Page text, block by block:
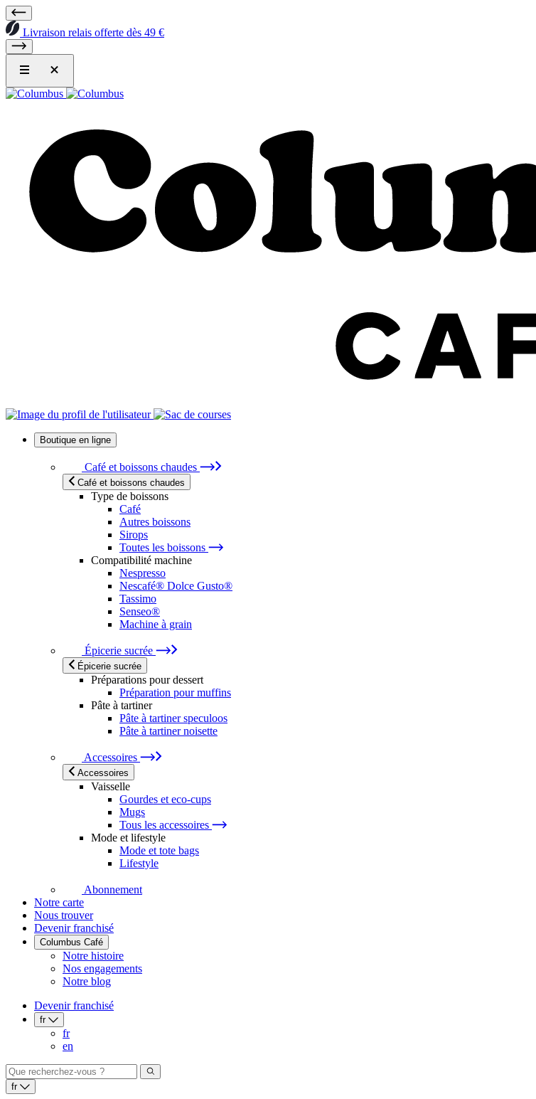
Livraison relais offerte dès 49 €
Boutique en ligne
Café et boissons chaudes
Café et boissons chaudes
Type de boissons
Café
Autres boissons
Sirops
Toutes les boissons
Compatibilité machine
Nespresso
Nescafé® Dolce Gusto®
Tassimo
Senseo®
Machine à grain
Épicerie sucrée
Épicerie sucrée
Préparations pour dessert
Préparation pour muffins
Pâte à tartiner
Pâte à tartiner speculoos
Pâte à tartiner noisette
Accessoires
Accessoires
Vaisselle
Gourdes et eco-cups
Mugs
Tous les accessoires
Mode et lifestyle
Mode et tote bags
Lifestyle
Abonnement
Notre carte
Nous trouver
Devenir franchisé
Columbus Café
Notre histoire
Nos engagements
Notre blog
Devenir franchisé
fr
fr
en
fr